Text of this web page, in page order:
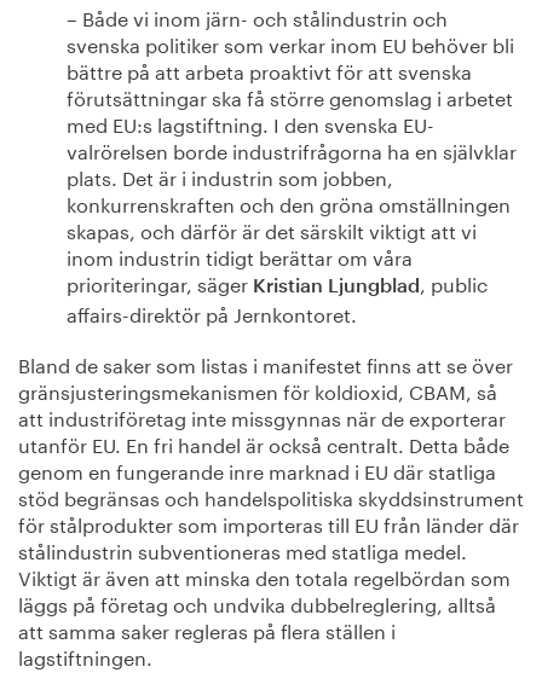
– Både vi inom järn- och stålindustrin och
svenska politiker som verkar inom EU behöver bli
bättre på att arbeta proaktivt för att svenska
förutsättningar ska få större genomslag i arbetet
med EU:s lagstiftning. I den svenska EU-
valrörelsen borde industrifrågorna ha en självklar
plats. Det är i industrin som jobben,
konkurrenskraften och den gröna omställningen
skapas, och därför är det särskilt viktigt att vi
inom industrin tidigt berättar om våra
prioriteringar, säger Kristian Ljungblad , public
affairs-direktör på Jernkontoret.
Bland de saker som listas i manifestet finns att se över
gränsjusteringsmekanismen för koldioxid, CBAM, så
att industriföretag inte missgynnas när de exporterar
utanför EU. En fri handel är också centralt. Detta både
genom en fungerande inre marknad i EU där statliga
stöd begränsas och handelspolitiska skyddsinstrument
för stålprodukter som importeras till EU från länder där
stålindustrin subventioneras med statliga medel.
Viktigt är även att minska den totala regelbördan som
läggs på företag och undvika dubbelreglering, alltså
att samma saker regleras på flera ställen i
lagstiftningen.